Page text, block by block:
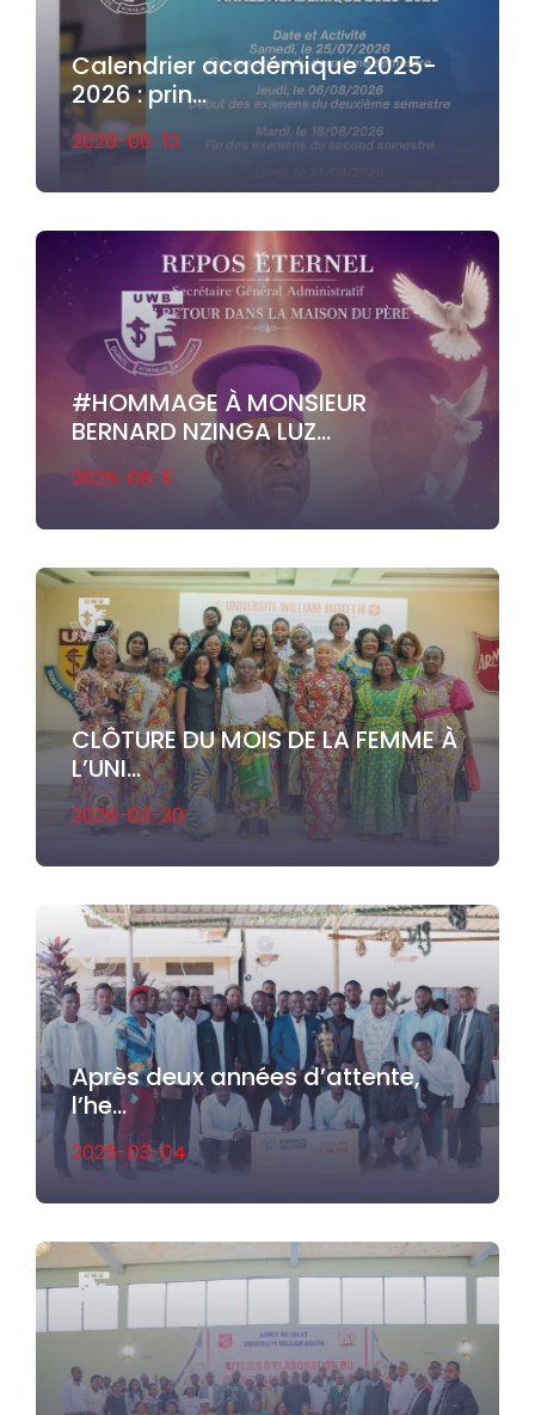
Calendrier académique 2025-
2026 : prin...
2026-06-13
#HOMMAGE À MONSIEUR
BERNARD NZINGA LUZ...
2026-06-11
CLÔTURE DU MOIS DE LA FEMME À
L’UNI...
2026-03-30
Après deux années d’attente,
l’he...
2026-03-04